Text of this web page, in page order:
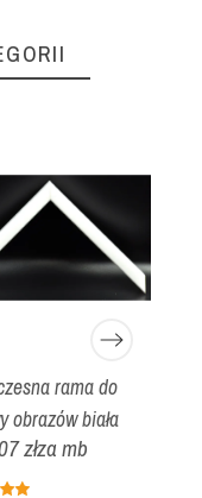
rama do
obrazów biała
złza mb